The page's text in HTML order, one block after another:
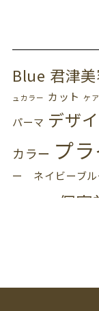
Blue 君津
ュカラー カット ケ
パーマ デザ
カラー プ
ー ネイビーブル
個室